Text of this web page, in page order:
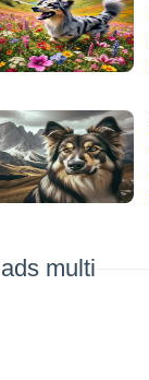
ads multi